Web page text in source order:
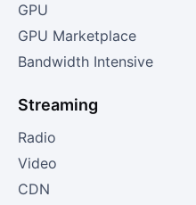
GPU
GPU Marketplace
Bandwidth Intensive
Streaming
Radio
Video
CDN